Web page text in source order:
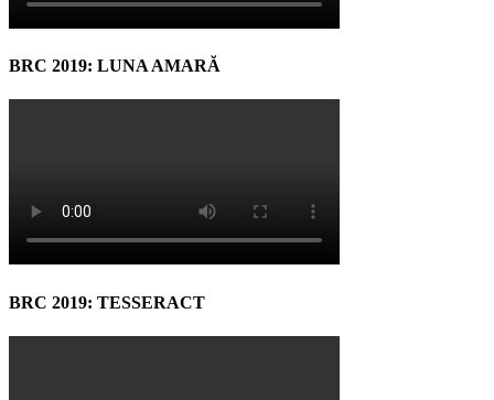
BRC 2019: LUNA AMARĂ
BRC 2019: TESSERACT